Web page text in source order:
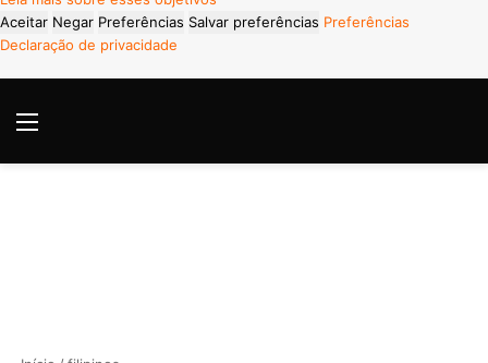
Aceitar Negar Preferências Salvar preferências Preferências
Declaração de privacidade